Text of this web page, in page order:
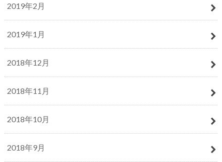
2019年2月
2019年1月
2018年12月
2018年11月
2018年10月
2018年9月